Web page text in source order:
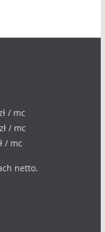
/ mc
/ mc
/ mc
netto.